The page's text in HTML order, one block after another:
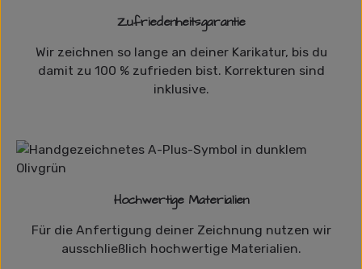
Zufriedenheitsgarantie
Wir zeichnen so lange an deiner Karikatur, bis du
damit zu 100 % zufrieden bist. Korrekturen sind
inklusive.
Hochwertige Materialien
Für die Anfertigung deiner Zeichnung nutzen wir
ausschließlich hochwertige Materialien.